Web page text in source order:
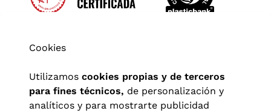
Cookies
Utilizamos cookies propias y de terceros
para fines técnicos, de personalización y
analíticos y para mostrarte publicidad